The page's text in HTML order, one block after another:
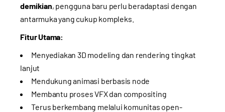
demikian, pengguna baru perlu beradaptasi dengan
antarmuka yang cukup kompleks.
Fitur Utama:
Menyediakan 3D modeling dan rendering tingkat
lanjut
Mendukung animasi berbasis node
Membantu proses VFX dan compositing
Terus berkembang melalui komunitas open-